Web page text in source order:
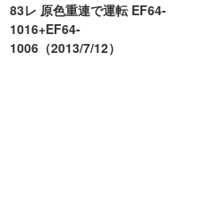
83レ 原色重連で運転 EF64-
1016+EF64-
1006（2013/7/12）